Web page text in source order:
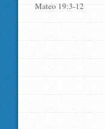
Mateo 19:3-12